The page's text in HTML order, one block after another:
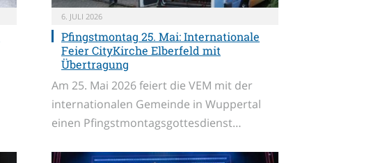
6. JULI 2026
Pfingstmontag 25. Mai: Internationale
Feier CityKirche Elberfeld mit
Übertragung
Am 25. Mai 2026 feiert die VEM mit der
internationalen Gemeinde in Wuppertal
einen Pfingstmontagsgottesdienst…